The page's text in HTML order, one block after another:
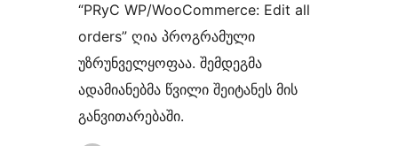
“PRyC WP/WooCommerce: Edit all
orders” ღია პროგრამული
უზრუნველყოფაა. შემდეგმა
ადამიანებმა წვილი შეიტანეს მის
განვითარებაში.